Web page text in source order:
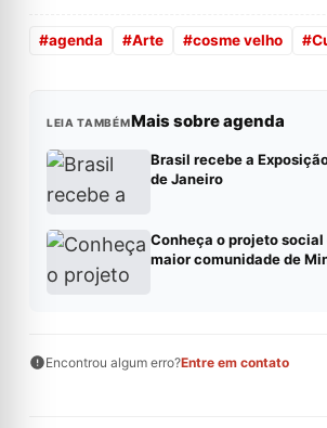
#agenda #Arte #cosme velho #
LEIA TAMBÉMMais sobre agenda
Brasil recebe a
de Janeiro
Conheça o projeto social
maior comunidade de
Encontrou algum erro?Entre em contato